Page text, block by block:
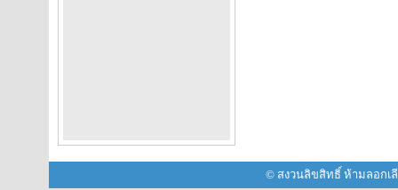
© สงวนลิขสิทธิ์ ห้ามลอกเ